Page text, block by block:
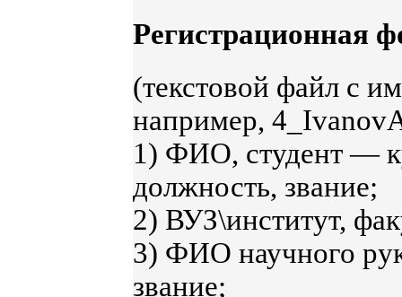
Регистрационная
(текстовой файл с
например,
1) ФИО, студент —
должность, звание;
2) ВУЗ\институт,
3) ФИО научного
звание;